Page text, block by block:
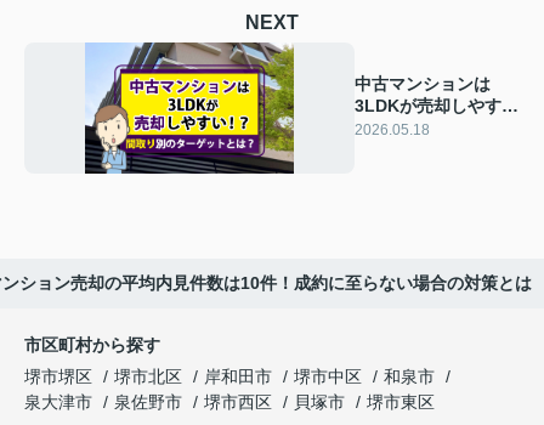
NEXT
中古マンションは
3LDKが売却しやす
い！？間取り別のタ
2026.05.18
ション売却の平均内見件数は10件！成約に至らない場合の対策とは
市区町村から探す
堺市堺区
堺市北区 岸和田市 堺市中区
和泉市
泉大津市
泉佐野市 堺市西区 貝塚市
堺市東区